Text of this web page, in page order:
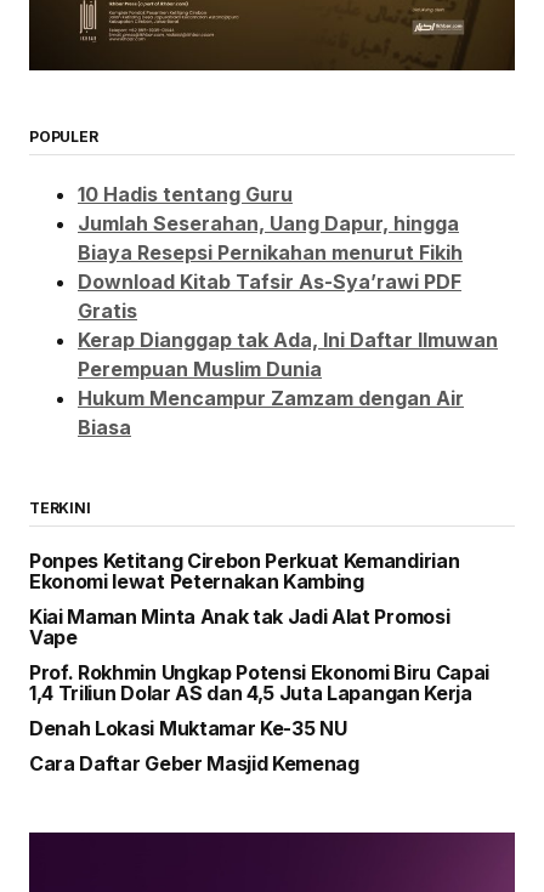
POPULER
10 Hadis tentang Guru
Jumlah Seserahan, Uang Dapur, hingga
Biaya Resepsi Pernikahan menurut Fikih
Download Kitab Tafsir As-Sya’rawi PDF
Gratis
Kerap Dianggap tak Ada, Ini Daftar Ilmuwan
Perempuan Muslim Dunia
Hukum Mencampur Zamzam dengan Air
Biasa
TERKINI
Ponpes Ketitang Cirebon Perkuat Kemandirian
Ekonomi lewat Peternakan Kambing
Kiai Maman Minta Anak tak Jadi Alat Promosi
Vape
Prof. Rokhmin Ungkap Potensi Ekonomi Biru Capai
1,4 Triliun Dolar AS dan 4,5 Juta Lapangan Kerja
Denah Lokasi Muktamar Ke-35 NU
Cara Daftar Geber Masjid Kemenag